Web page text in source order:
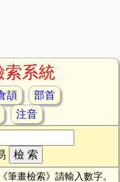
索系統
頡
部首
注音
筆畫檢索》請輸入數字。